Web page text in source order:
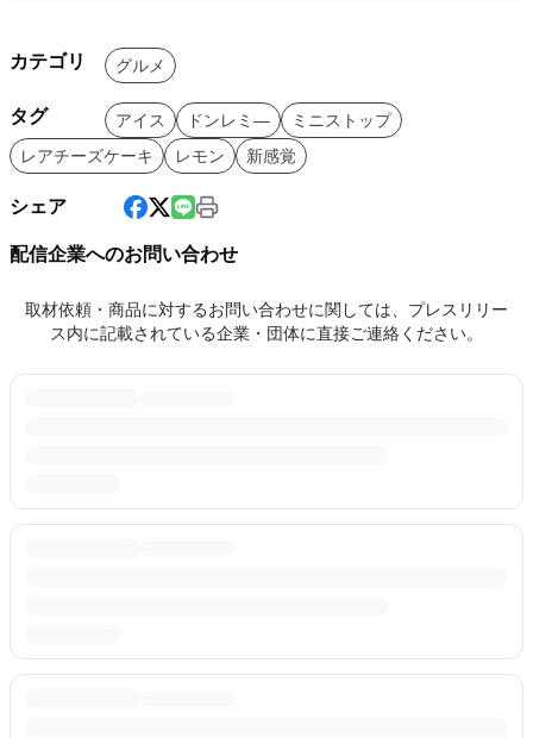
カテゴリ グルメ
タグ アイス ドンレミ―
ミニストップ
レアチーズケーキ
レモン 新感覚
シェア
配信企業へのお問い合わせ
取材依頼・商品に対するお問い合わせに関しては、プレスリリー
ス内に記載されている企業・団体に直接ご連絡ください。